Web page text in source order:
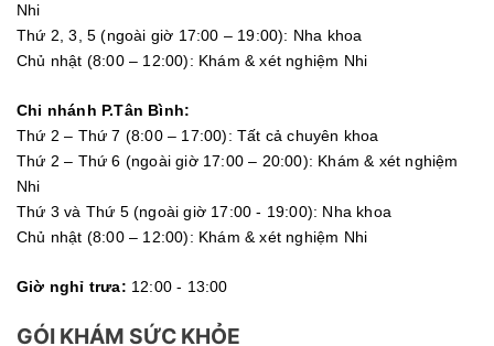
Nhi
Thứ 2, 3, 5 (ngoài giờ 17:00 – 19:00): Nha khoa
Chủ nhật (8:00 – 12:00): Khám & xét nghiệm Nhi
Chi nhánh P.Tân Bình:
Thứ 2 – Thứ 7 (8:00 – 17:00): Tất cả chuyên khoa
Thứ 2 – Thứ 6 (ngoài giờ 17:00 – 20:00): Khám & xét nghiệm
Nhi
Thứ 3 và Thứ 5 (ngoài giờ 17:00 - 19:00): Nha khoa
Chủ nhật (8:00 – 12:00): Khám & xét nghiệm Nhi
Giờ nghỉ trưa: 12:00 - 13:00
GÓI KHÁM SỨC KHỎE